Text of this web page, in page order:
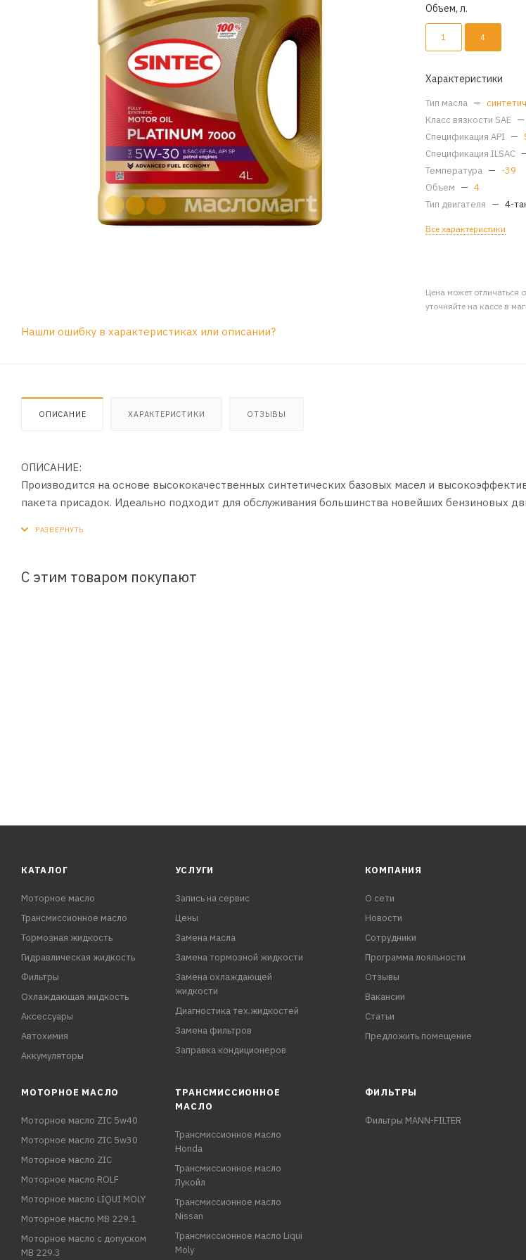
Объем, л.
1 4
Характеристики
Тип масла —
Класс вязкости SAE —
Спецификация API —
Спецификация ILSAC
Температура — -39
Объем — 4
Тип двигателя — 4-
Все характеристики
Цена может отличаться
уточняйте на кассе в
Нашли ошибку в характеристиках или описании?
ОПИСАНИЕ ХАРАКТЕРИСТИКИ ОТЗЫВЫ
ОПИСАНИЕ:
Производится на основе высококачественных синтетических базовых масел и
пакета присадок. Идеально подходит для обслуживания большинства новейших бензиновых
С этим товаром покупают
КАТАЛОГ
Моторное масло
Трансмиссионное масло
Тормозная жидкость
Гидравлическая жидкость
Фильтры
Охлаждающая жидкость
Аксессуары
Автохимия
Аккумуляторы
УСЛУГИ
Запись на сервис
Цены
Замена масла
Замена тормозной жидкости
Замена охлаждающей
жидкости
Диагностика тех.жидкостей
Замена фильтров
Заправка кондиционеров
КОМПАНИЯ
О сети
Новости
Сотрудники
Программа лояльности
Отзывы
Вакансии
Статьи
Предложить помещение
МОТОРНОЕ МАСЛО
Моторное масло ZIC 5w40
Моторное масло ZIC 5w30
Моторное масло ZIC
Моторное масло ROLF
Моторное масло LIQUI MOLY
Моторное масло MB 229.1
Моторное масло с допуском
MB 229.3
ТРАНСМИССИОННОЕ
МАСЛО
Трансмиссионное масло
Honda
Трансмиссионное масло
Лукойл
Трансмиссионное масло
Nissan
Трансмиссионное масло Liqui
Moly
ФИЛЬТРЫ
Фильтры MANN-FILTER